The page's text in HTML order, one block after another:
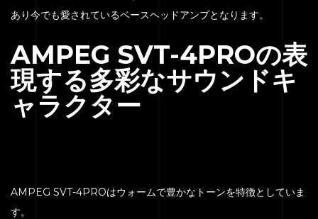
あり今でも愛されているベースヘッドアンプとなります。
AMPEG SVT-4PROの表
現する多彩なサウンドキ
ャラクター
AMPEG SVT-4PROはウォームで豊かなトーンを特徴としていま
す。